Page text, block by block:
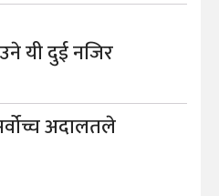
यी दुई नजिर
अदालतले